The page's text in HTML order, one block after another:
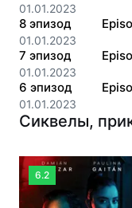
01.01.2023
8 эпизод
01.01.2023
7 эпизод
01.01.2023
6 эпизод
01.01.2023
Сиквелы,
6.2